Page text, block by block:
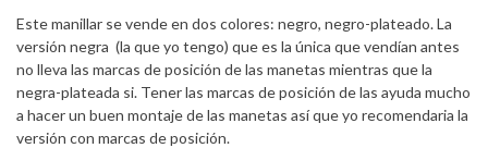
Este manillar se vende en dos colores: negro, negro-plateado. La
versión negra (la que yo tengo) que es la única que vendían antes
no lleva las marcas de posición de las manetas mientras que la
negra-plateada si. Tener las marcas de posición de las ayuda mucho
a hacer un buen montaje de las manetas así que yo recomendaria la
versión con marcas de posición.